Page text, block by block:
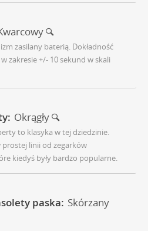
zasilany baterią. Dokładność
zakresie +/- 10 sekund w skali
Okrągły
to klasyka w tej dziedzinie.
prostej linii od zegarków
kiedyś były bardzo popularne.
paska: Skórzany